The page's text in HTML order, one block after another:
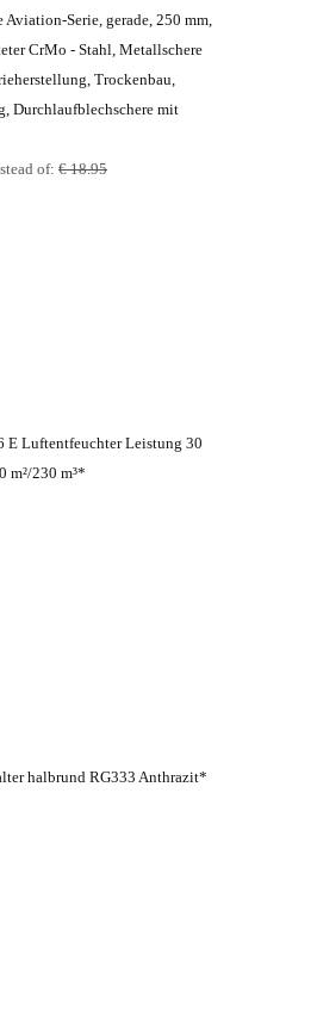
Aviation-Serie, gerade, 250 mm,
CrMo - Stahl, Metallschere
Trockenbau,
Durchlaufblechschere mit
of: € 18.95
E Luftentfeuchter Leistung 30
m²/230 m³*
halbrund RG333 Anthrazit*